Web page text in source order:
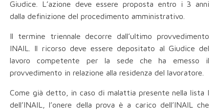
Giudice. L’azione deve essere proposta entro i 3 anni
dalla definizione del procedimento amministrativo.
Il termine triennale decorre dall’ultimo provvedimento
INAIL. Il ricorso deve essere depositato al Giudice del
lavoro competente per la sede che ha emesso il
provvedimento in relazione alla residenza del lavoratore.
Come già detto, in caso di malattia presente nella lista I
dell’INAIL, l’onere della prova è a carico dell’INAIL che